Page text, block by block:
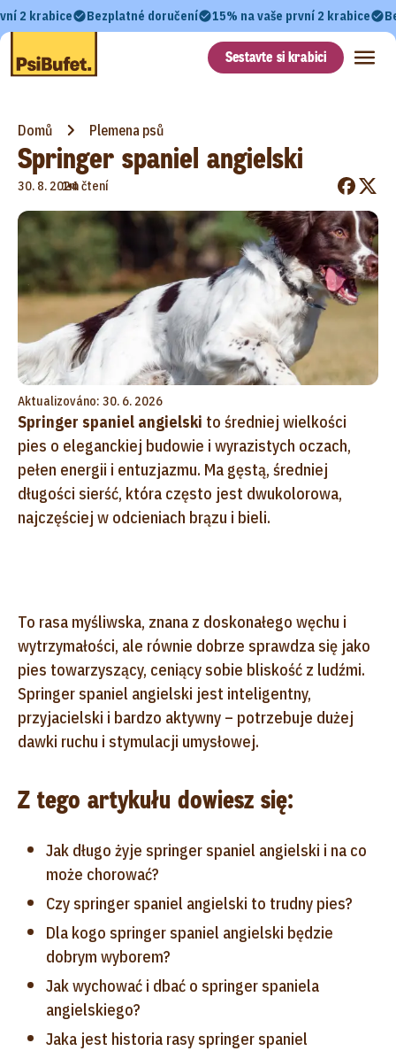
2 krabice Bezplatné doručení 15% na vaše první 2 krabice
Sestavte si krabici
Domů Plemena psů
Springer spaniel angielski
30. 8. 2024
•
1m čtení
Aktualizováno: 30. 6. 2026
Springer spaniel angielski to średniej wielkości
pies o eleganckiej budowie i wyrazistych oczach,
pełen energii i entuzjazmu. Ma gęstą, średniej
długości sierść, która często jest dwukolorowa,
najczęściej w odcieniach brązu i bieli.
To rasa myśliwska, znana z doskonałego węchu i
wytrzymałości, ale równie dobrze sprawdza się jako
pies towarzyszący, ceniący sobie bliskość z ludźmi.
Springer spaniel angielski jest inteligentny,
przyjacielski i bardzo aktywny – potrzebuje dużej
dawki ruchu i stymulacji umysłowej.
Z tego artykułu dowiesz się:
Jak długo żyje springer spaniel angielski i na co
może chorować?
Czy springer spaniel angielski to trudny pies?
Dla kogo springer spaniel angielski będzie
dobrym wyborem?
Jak wychować i dbać o springer spaniela
angielskiego?
Jaka jest historia rasy springer spaniel